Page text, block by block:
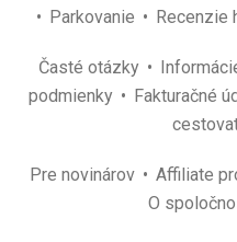
Parkovanie
Recenzie
Časté otázky
podmienky
Fakturačné
Pre novinárov Affiliate
O